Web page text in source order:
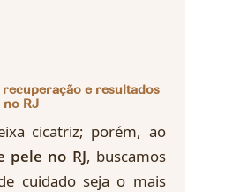
e resultados
no RJ
cicatriz; porém, ao
pele no RJ, buscamos
cuidado seja o mais